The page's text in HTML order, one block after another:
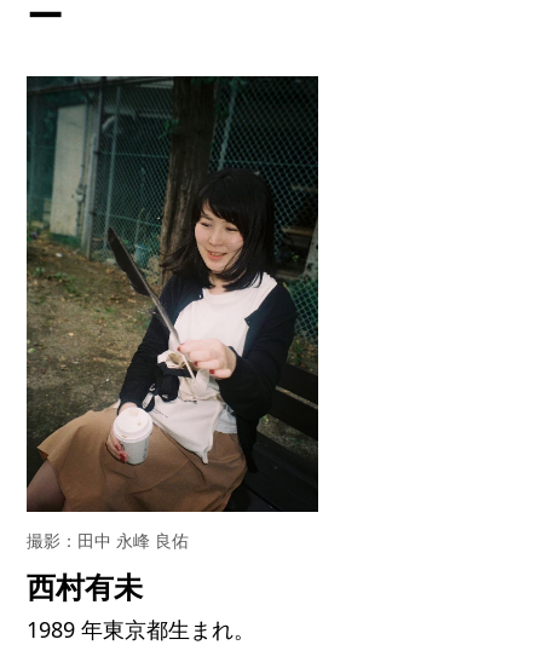
ー
撮影：田中 永峰 良佑
西村有未
1989 年東京都生まれ。